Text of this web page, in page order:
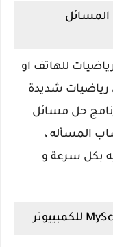
للهاتف او
شديدة
حل مسائل
المسأله ،
بكل سرعة و